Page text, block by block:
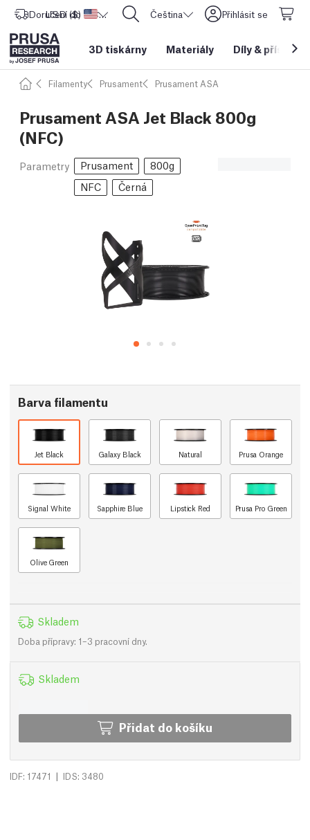
Doručení do Spojené státy americké
USD ($) CORE One L: Nyní skladem! Čeština Přihlásit se
3D tiskárny Materiály Díly &
Filamenty Prusament Prusament ASA
Prusament ASA Jet Black 800g
(NFC)
Parametry Prusament
800g
NFC
Černá
Barva filamentu
Jet Black Galaxy Black Natural Prusa Orange
Signal White Sapphire Blue Lipstick Red Prusa Pro Green
Olive Green
Skladem
Doba přípravy: 1–3 pracovní dny.
Skladem
Přidat do košíku
IDF: 17471 | IDS: 3480